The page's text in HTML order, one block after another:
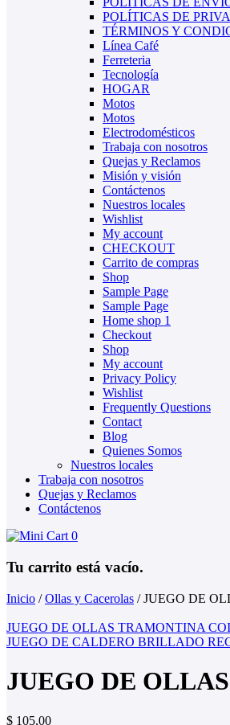
POLÍTICAS DE
TÉRMINOS Y
Línea Café
Ferreteria
Tecnología
HOGAR
Motos
Motos
Electrodomésticos
Trabaja con nosotros
Quejas y Reclamos
Misión y visión
Contáctenos
Nuestros locales
Wishlist
My account
CHECKOUT
Carrito de compras
Shop
Sample Page
Sample Page
Home shop 1
Checkout
Shop
My account
Privacy Policy
Wishlist
Frequently Questions
Contact
Blog
Quienes Somos
Nuestros locales
Trabaja con nosotros
Quejas y Reclamos
Contáctenos
0
Tu carrito está vacío.
Inicio / Ollas y Cacerolas /JUEGO DE
JUEGO DE OLLAS TRAMONTINA
JUEGO DE CALDERO BRILLADO
JUEGO DE
$ 105,00